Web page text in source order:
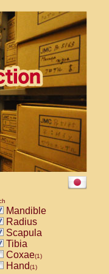
Mandible
Radius
Scapula
Tibia
Coxae(1)
Hand(1)